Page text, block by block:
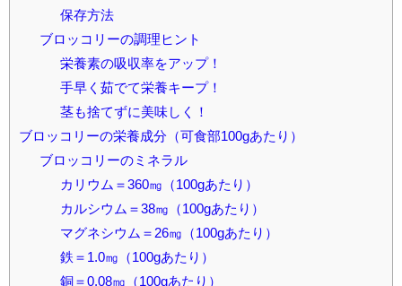
保存方法
ブロッコリーの調理ヒント
栄養素の吸収率をアップ！
手早く茹でて栄養キープ！
茎も捨てずに美味しく！
ブロッコリーの栄養成分（可食部100gあたり）
ブロッコリーのミネラル
カリウム＝360㎎（100gあたり）
カルシウム＝38㎎（100gあたり）
マグネシウム＝26㎎（100gあたり）
鉄＝1.0㎎（100gあたり）
銅＝0.08㎎（100gあたり）